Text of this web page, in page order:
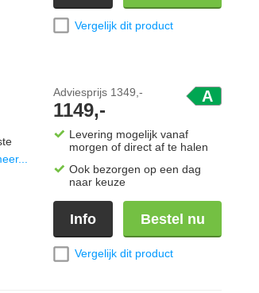
Vergelijk dit product
A
Adviesprijs 1349,-
1149,-
Levering mogelijk vanaf
morgen of direct af te halen
Ook bezorgen op een dag
naar keuze
Info Bestel nu
Vergelijk dit product